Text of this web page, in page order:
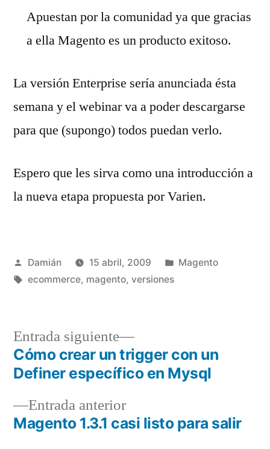
Apuestan por la comunidad ya que gracias
a ella Magento es un producto exitoso.
La versión Enterprise sería anunciada ésta
semana y el webinar va a poder descargarse
para que (supongo) todos puedan verlo.
Espero que les sirva como una introducción a
la nueva etapa propuesta por Varien.
Publicado
por
Damián 15 abril, 2009
Publicado
Magento
Etiquetas:
ecommerce, magento, versiones
Navegación
entradas
Entrada anteriorEntrada
anterior:
Magento 1.3.1 casi listo para salir
Entrada siguiente
Entrada
siguiente:
Cómo crear un trigger con un
Definer específico en Mysql